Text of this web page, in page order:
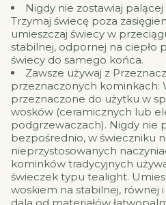
Nigdy nie zostawiaj
Trzymaj świecę poza
umieszczaj świecy w
stabilnej, odpornej na ciepło
świecy do samego końca.
Zawsze używaj z
przeznaczonych kominkach:
przeznaczone do użytku w
wosków (ceramicznych lub
podgrzewaczach). Nigdy nie
bezpośrednio, w świeczniku
nieprzystosowanych
kominków tradycyjnych
świeczek typu tealight.
woskiem na stabilnej, równej
dala od materiałów